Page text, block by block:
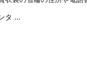
タ ...